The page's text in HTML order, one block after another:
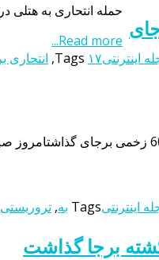
حمله انتحاری به هتلی در پایتخت سومالی 17 کشته و 26 زخمی برجای گذاشت حمله
Read more...
اینترنتی Tags ۱۷ , انتحاری
برجای
حمله تروریستی داعش به بیمارستان
اینترنتیTags به,